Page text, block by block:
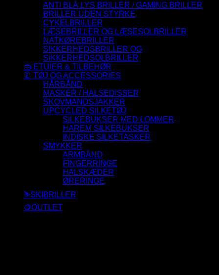
ANTI BLÅ LYS BRILLER / GAMING BRILLER
BRILLER UDEN STYRKE
CYKELBRILLER
LÆSEBRILLER OG LÆSESOLBRILLER
NATKØREBRILLER
SIKKERHEDSBRILLER OG
SIKKERHEDSOLBRILLER
👜 ETUIER & TILBEHØR
🧥 TØJ OG ACCESSORIES
HÅRBÅND
MASKER / HALSEDISSER
SKOVMANDSJAKKER
UPCYCLED SILKETØJ
SILKEBUKSER MED LOMMER
HAREM SILKEBUKSER
INDISKE SILKETASKER
SMYKKER
ARMBÅND
FINGERRINGE
HALSKÆDER
ØRERINGE
⛷️SKIBRILLER
🪙OUTLET